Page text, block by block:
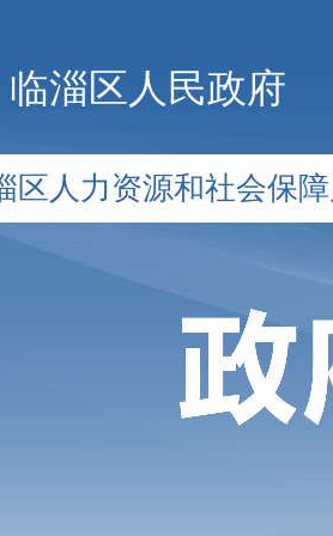
临淄区人民政府
区人力资源和社会保